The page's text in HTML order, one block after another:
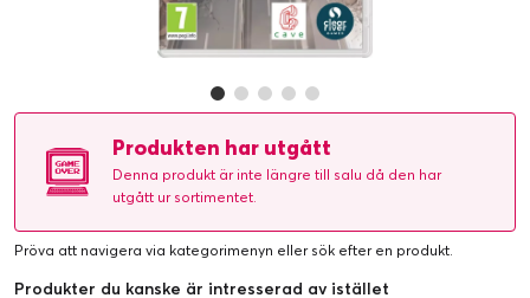
Produkten har utgått
Denna produkt är inte längre till salu då den har
utgått ur sortimentet.
Pröva att navigera via kategorimenyn eller sök efter en produkt.
Produkter du kanske är intresserad av istället